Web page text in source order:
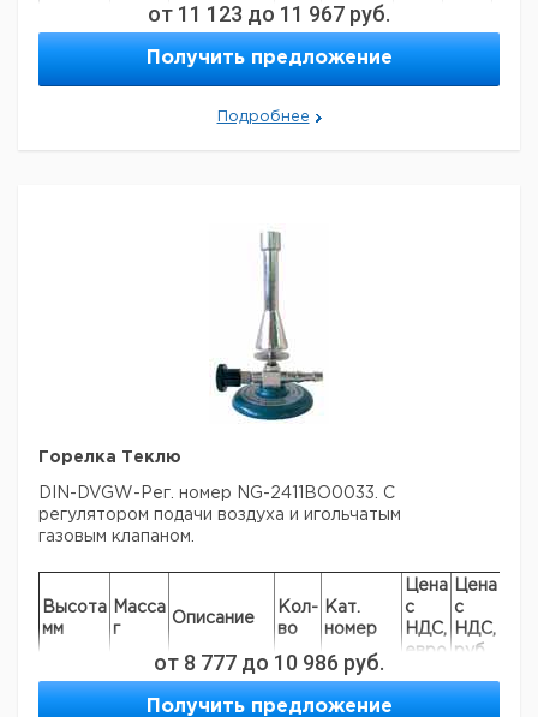
150 300
для
природного
газа
1 9018313
150 300 1 9018314
Прошу обратить внимание на то, что минимальный
от 11 123 до 11 967 руб.
Получить предложение
Подробнее
Горелка Теклю
DIN-DVGW-Рег. номер NG-2411BO0033. С
регулятором подачи воздуха и игольчатым
газовым клапаном.
Высота
мм
Масса
г
Описание
Кол-
во
Кат.
номер
Цена
с
НДС,
евро
Цена
с
НДС,
руб
150 325
для
пропана
1 6236456
от 8 777 до 10 986 руб.
Получить предложение